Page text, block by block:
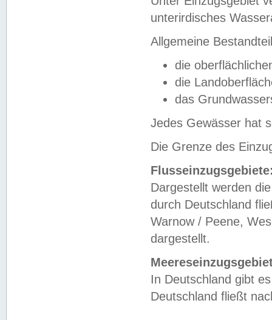
unterirdisches
Allgemeine
die
die
das
Jedes Gewässer hat
Die Grenze des
Dargestellt werden
durch Deutschland
Warnow / Peene,
dargestellt.
In Deutschland gibt
Deutschland fließt